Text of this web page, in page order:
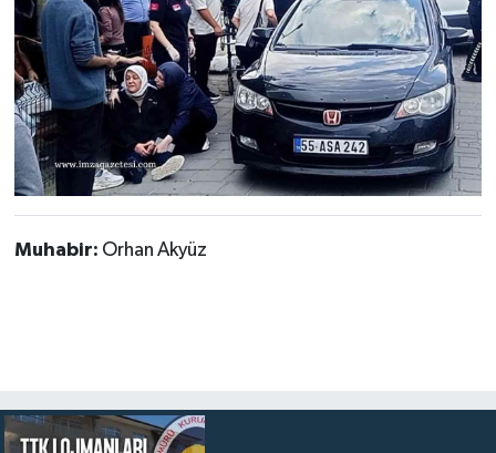
Muhabir: Orhan Akyüz